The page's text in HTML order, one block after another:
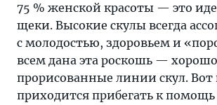
75 % женской красоты — это
щеки. Высокие скулы всегда
с молодостью, здоровьем и
всем дана эта роскошь — хорошо
прорисованные линии скул. Вот
приходится прибегать к